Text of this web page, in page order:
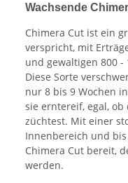
Wachsende
Chimera Cut ist ein
verspricht, mit
und gewaltigen 800 -
Diese Sorte
nur 8 bis 9 Wochen
sie erntereif, egal,
züchtest. Mit einer
Innenbereich und
Chimera Cut bereit,
werden.